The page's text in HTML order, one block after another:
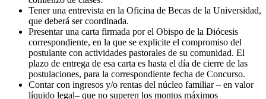
Tener una entrevista en la Oficina de Becas de la Universidad,
que deberá ser coordinada.
Presentar una carta firmada por el Obispo de la Diócesis
correspondiente, en la que se explicite el compromiso del
postulante con actividades pastorales de su comunidad. El
plazo de entrega de esa carta es hasta el día de cierre de las
postulaciones, para la correspondiente fecha de Concurso.
Contar con ingresos y/o rentas del núcleo familiar – en valor
líquido legal– que no superen los montos máximos